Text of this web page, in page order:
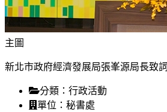
主圖
新北市政府經濟發展局張峯源局長致詞
分類： 行政活動
單位： 秘書處